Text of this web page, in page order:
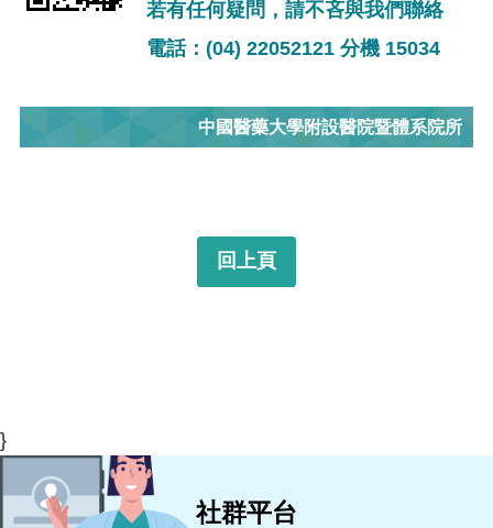
若有任何疑問，請不吝與我們聯絡
電話：(04) 22052121 分機 15034
中國醫藥大學附設醫院暨體系院所
回上頁
}
社群平台